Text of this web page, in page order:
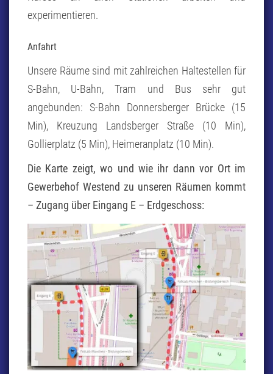
experimentieren.
Anfahrt
Unsere Räume sind mit zahlreichen Haltestellen für
S-Bahn, U-Bahn, Tram und Bus sehr gut
angebunden: S-Bahn Donnersberger Brücke (15
Min), Kreuzung Landsberger Straße (10 Min),
Gollierplatz (5 Min), Heimeranplatz (10 Min).
Die Karte zeigt, wo und wie ihr dann vor Ort im
Gewerbehof Westend zu unseren Räumen kommt
– Zugang über Eingang E – Erdgeschoss: